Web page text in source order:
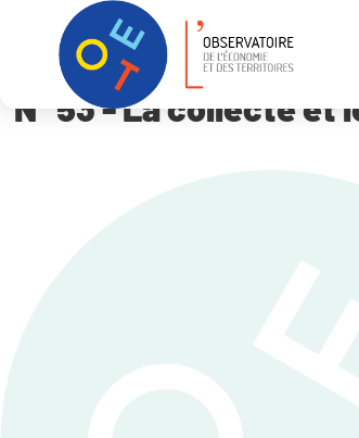
Panneau de gestion des cookies
N° 53 – La collecte et le traitement
N° 53 - La collecte